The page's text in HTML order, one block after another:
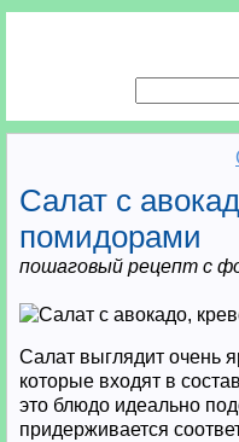
Салат с
помидорами
пошаговый рецепт с
Салат выглядит очень
которые входят в
это блюдо идеально
придерживается